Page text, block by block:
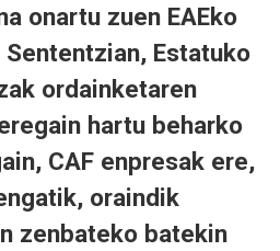
onartu zuen EAEko
Estatuko
ordainketaren
hartu beharko
CAF enpresak ere,
oraindik
zenbateko batekin